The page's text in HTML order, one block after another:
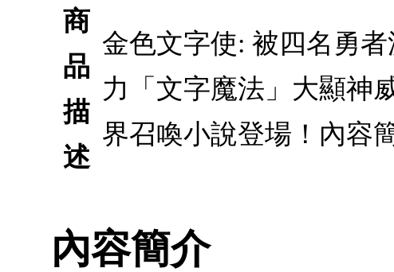
商
品
描
述
金色文字使: 被四名勇
力「文字魔法」大顯神
界召喚小說登場！內容
內容簡介